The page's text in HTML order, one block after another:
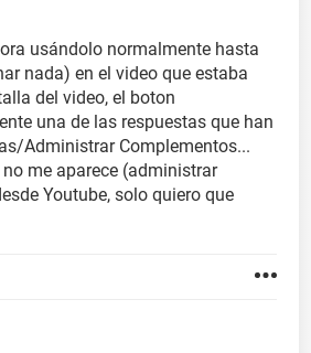
usándolo normalmente hasta
nada) en el video que estaba
del video, el boton
una de las respuestas que han
Administrar Complementos...
me aparece (administrar
Youtube, solo quiero que